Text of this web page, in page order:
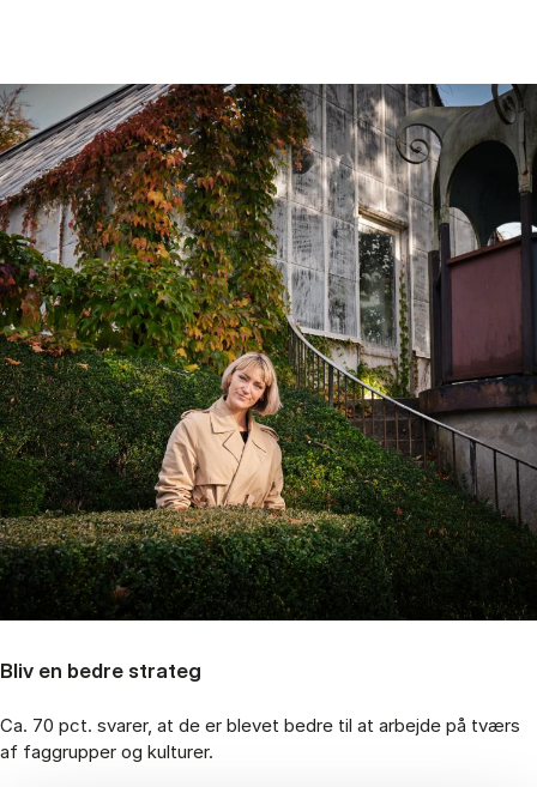
Bliv en bedre strateg
Ca. 70 pct. svarer, at de er blevet bedre til at arbejde på tværs
af faggrupper og kulturer.